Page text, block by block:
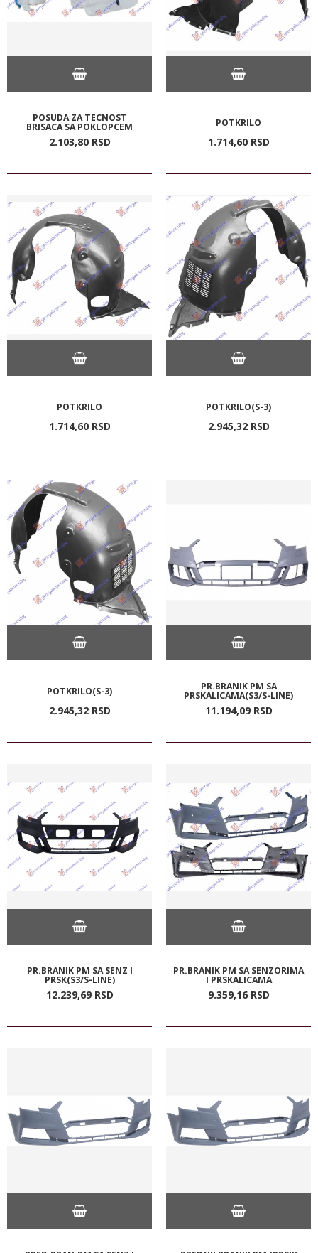
POSUDA ZA TECNOST
BRISACA SA POKLOPCEM
2.103,80 RSD
POTKRILO
1.714,60 RSD
POTKRILO
1.714,60 RSD
POTKRILO(S-3)
2.945,32 RSD
POTKRILO(S-3)
2.945,32 RSD
PR.BRANIK PM SA
PRSKALICAMA(S3/S-LINE)
11.194,09 RSD
PR.BRANIK PM SA SENZ I
PRSK(S3/S-LINE)
12.239,69 RSD
PR.BRANIK PM SA SENZORIMA
I PRSKALICAMA
9.359,16 RSD